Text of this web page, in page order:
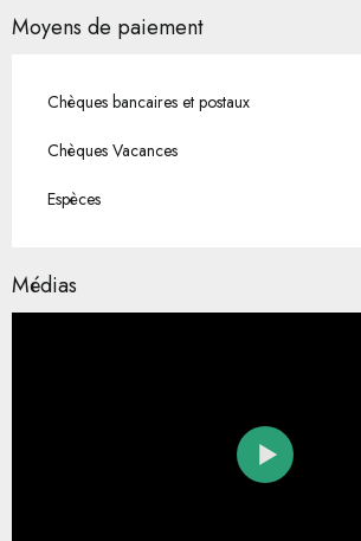
Moyens de paiement
Chèques bancaires et postaux
Chèques Vacances
Espèces
Médias